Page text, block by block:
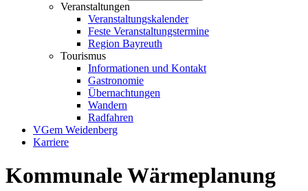
Veranstaltungen
Veranstaltungskalender
Feste Veranstaltungstermine
Region Bayreuth
Tourismus
Informationen und Kontakt
Gastronomie
Übernachtungen
Wandern
Radfahren
VGem Weidenberg
Karriere
Kommunale Wärmeplanung